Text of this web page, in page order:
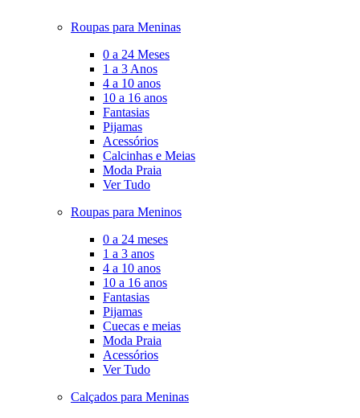
Roupas para Meninas
0 a 24 Meses
1 a 3 Anos
4 a 10 anos
10 a 16 anos
Fantasias
Pijamas
Acessórios
Calcinhas e Meias
Moda Praia
Ver Tudo
Roupas para Meninos
0 a 24 meses
1 a 3 anos
4 a 10 anos
10 a 16 anos
Fantasias
Pijamas
Cuecas e meias
Moda Praia
Acessórios
Ver Tudo
Calçados para Meninas